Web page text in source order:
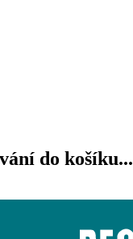
do košíku...